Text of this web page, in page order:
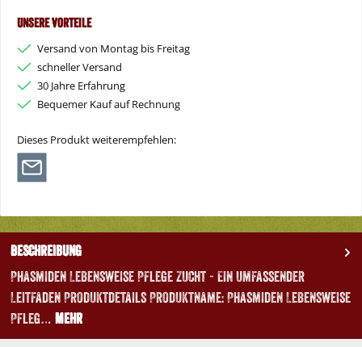
Unsere Vorteile
Versand von Montag bis Freitag
schneller Versand
30 Jahre Erfahrung
Bequemer Kauf auf Rechnung
Dieses Produkt weiterempfehlen:
Beschreibung
Phasmiden Lebensweise Pflege Zucht - Ein umfassender
Leitfaden Produktdetails Produktname: Phasmiden Lebensweise
Pfleg… Mehr